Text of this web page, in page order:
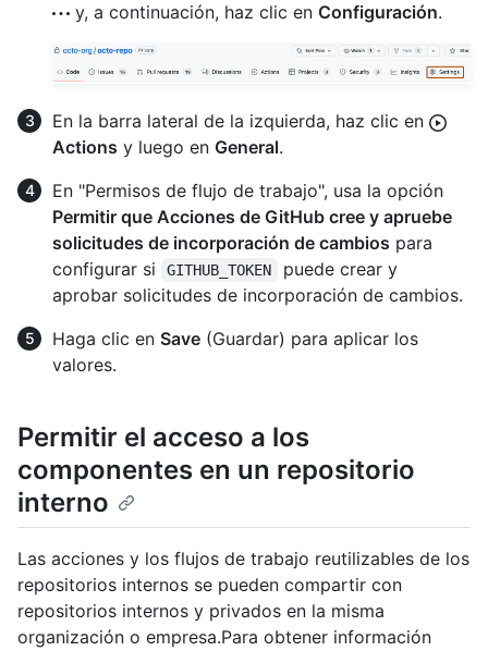
y, a continuación, haz clic en Configuración.
En la barra lateral de la izquierda, haz clic en
Actions y luego en General.
En "Permisos de flujo de trabajo", usa la opción
Permitir que Acciones de GitHub cree y apruebe
solicitudes de incorporación de cambios para
configurar si
GITHUB_TOKEN
puede crear y
aprobar solicitudes de incorporación de cambios.
Haga clic en Save (Guardar) para aplicar los
valores.
Permitir el acceso a los
componentes en un repositorio
interno
Las acciones y los flujos de trabajo reutilizables de los
repositorios internos se pueden compartir con
repositorios internos y privados en la misma
organización o empresa.Para obtener información